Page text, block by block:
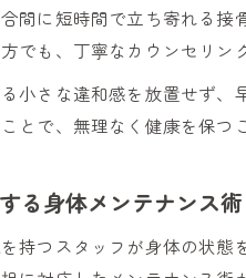
間に短時間で立ち寄れる
でも、丁寧なカウンセリン
小さな違和感を放置せず
とで、無理なく健康を保つ
る身体メンテナンス術
持つスタッフが身体の状